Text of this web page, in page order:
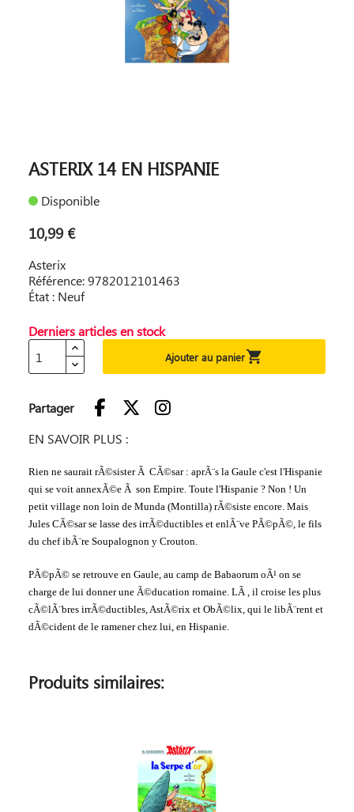
ASTERIX 14 EN HISPANIE
Disponible
10,99 €
Asterix
Référence: 9782012101463
État : Neuf
Derniers articles en stock
Ajouter au panier
Partager
EN SAVOIR PLUS :
Rien ne saurait rÃ©sister Ã CÃ©sar : aprÃ¨s la Gaule c'est l'Hispanie
qui se voit annexÃ©e Ã son Empire. Toute l'Hispanie ? Non ! Un
petit village non loin de Munda (Montilla) rÃ©siste encore. Mais
Jules CÃ©sar se lasse des irrÃ©ductibles et enlÃ¨ve PÃ©pÃ©, le fils
du chef ibÃ¨re Soupalognon y Crouton.
PÃ©pÃ© se retrouve en Gaule, au camp de Babaorum oÃ¹ on se
charge de lui donner une Ã©ducation romaine. LÃ , il croise les plus
cÃ©lÃ¨bres irrÃ©ductibles, AstÃ©rix et ObÃ©lix, qui le libÃ¨rent et
dÃ©cident de le ramener chez lui, en Hispanie.
Produits similaires: